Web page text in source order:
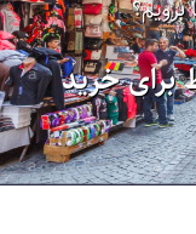
برویم؟
برای خرید